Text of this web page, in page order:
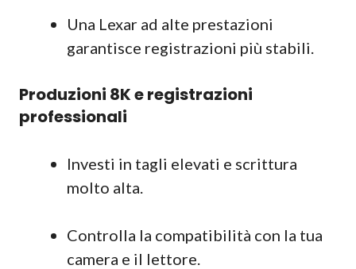
Una Lexar ad alte prestazioni
garantisce registrazioni più stabili.
Produzioni 8K e registrazioni
professionali
Investi in tagli elevati e scrittura
molto alta.
Controlla la compatibilità con la tua
camera e il lettore.